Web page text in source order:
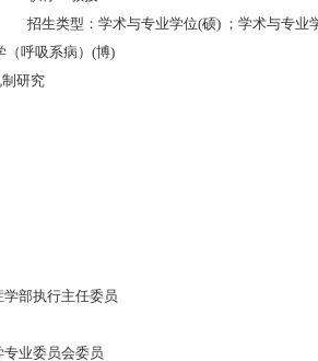
招生类型：学术与专业学位(硕) ；学术与专业
（呼吸系病）(博)
研究
部执行主任委员
业委员会委员